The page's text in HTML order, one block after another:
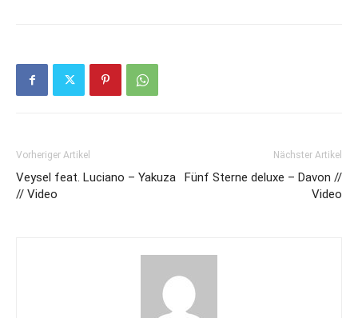
Vorheriger Artikel
Veysel feat. Luciano – Yakuza
// Video
Nächster Artikel
Fünf Sterne deluxe – Davon //
Video